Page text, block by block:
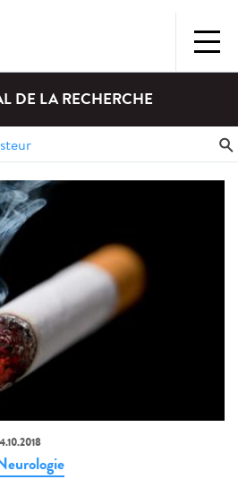
DE LA RECHERCHE